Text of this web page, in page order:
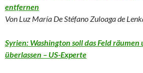
entfernen
Von Luz María De Stéfano Zuloaga de
Syrien: Washington soll das Feld räumen
überlassen – US-Experte